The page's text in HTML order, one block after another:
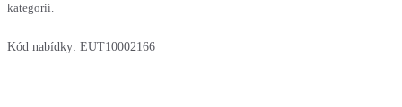
kategorií.
Kód nabídky: EUT10002166